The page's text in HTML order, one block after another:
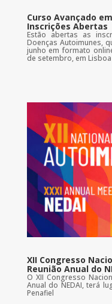
Curso Avançado
Inscrições Abertas
Estão abertas as
Doenças Autoimunes,
junho em formato
de setembro, em Lisboa
XII Congresso
Reunião Anual do
O XII Congresso
Anual do NEDAI, terá
Penafiel